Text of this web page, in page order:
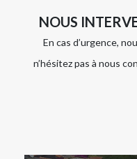
NOUS
En cas d’urgence,
n’hésitez pas à nous